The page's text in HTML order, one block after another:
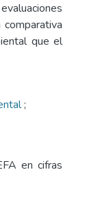
que el
;
en cifras